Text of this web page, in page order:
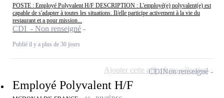
POSTE : Employé Polyvalent H/F DESCRIPTION : L'employé(e) polyvalent(e) est
capable de s'adapter à toutes les situations. Il/elle participe activement à la vie du
restaurant et a pour mission...
CDI - Non renseigné
Publié il y a plus de 30 jours
Employé Polyvalent H/F
CDINon renseigné
Ajouter cette offre à ma sélection